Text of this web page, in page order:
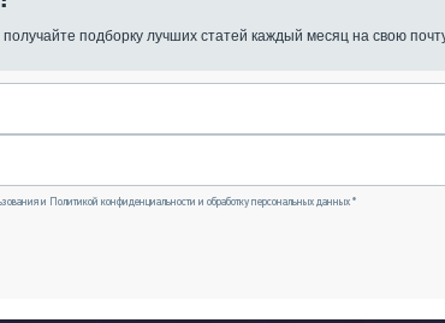
подборку лучших статей каждый месяц на свою
и Политикой конфиденциальности и обработку персональных данных *